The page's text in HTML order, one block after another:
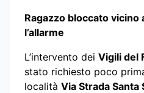
Ragazzo bloccato
l’allarme
L’intervento dei Vigili del
stato richiesto poco
località Via Strada Santa